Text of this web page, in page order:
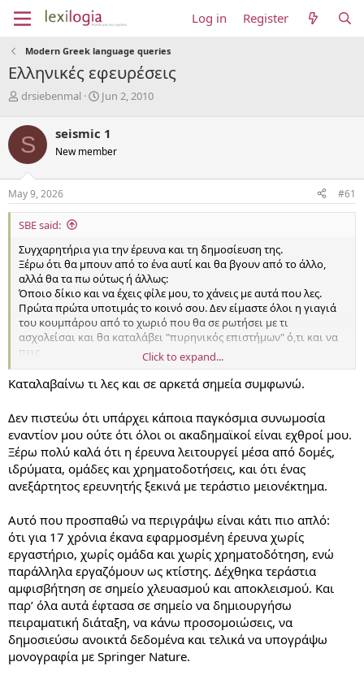
Log in Register
Modern Greek language queries
Ελληνικές εφευρέσεις
T
r
e
a
d
s
t
a
r
e
r
drsiebenmal
S
t
a
e
Jun 2, 2010
S seismic 1
New member
May 9, 2026 #61
SBE said:
Συγχαρητήρια για την έρευνα και τη δημοσίευση της.
Ξέρω ότι θα μπουν από το ένα αυτί και θα βγουν από το άλλο,
αλλά θα τα πω ούτως ή άλλως:
Όποιο δίκιο και να έχεις φίλε μου, το χάνεις με αυτά που λες.
Πρώτα πρώτα υποτιμάς το κοινό σου. Δεν είμαστε όλοι η γιαγιά
του κουμπάρου από το χωριό που θα σε ρωτήσει με τι
ασχολείσαι και θα καταλάβει "πυρηνικός επιστήμων" ό,τι και να
πεις.
Έπειτα τα "με τους περισσότερους εναντίον μου και την πλήρη
αδιαφορία του κράτους" είναι κλασσικό ελληνικό μπλα μπλά
χωρίς καμία βάση.
Ναι, στα πανεπιστήμια τρώγονται μεταξύ τους και υπάρχουν
πισώπλατα μαχαιρώματα και φρικτές μικροπρέπειες προς κάθε
κατεύθυνση. Μην το παίρνεις προσωπικά, δεν σε πολεμάνε γιατί
είσαι μεγαλοφυΐα, τα ίδια κάνουν και μεταξύ τους.
Όσο για το κράτος, τι ακριβώς θέλεις κι εσύ κι όλοι οι Έλληνες
που το πρώτο που ζητάνε είναι να ενδιαφερθεί το κράτος; Το
κράτος δίνει ελάχιστα χρήματα για έρευνα και φυσικά θα τα
δώσει στα πανεπιστήμια και τα ερευνητικά κέντρα. Όχι σε
ιδιώτες.
Και γενικά αν θέλεις χρηματοδότηση για έρευνα, χρειάζεται να
είσαι σε κάποιο ερευνητικό κέντρο. Ετσι ξεκάρφωτα δεν είναι
εύκολο όχι γιατί σε εχθρεύεται κανένας αλλά γιατί έχεις να
ανταγωνιστείς καταξιωμένους επιστήμονες που ξέρουν να
δουλεύουν το σύστημα, που έχουν πάρει μέρος με αύξουσα
ευθύνη σε άλλα προγράμματα και τα έχουν φέρει σε πέρας χωρίς
προβλήματα, γιατί προέρχονται από πανεπιστήμιο/ ερευνητικό
κέντρο με μεγάλη φήμη που διαχειρίζεται τεράστια ερευνητικά
ποσά κλπ κλπ κλπ. Υπάρχουν χιλιάδες ικανότατοι επιστήμονες
Click to expand...
Καταλαβαίνω τι λες και σε αρκετά σημεία συμφωνώ.
Δεν πιστεύω ότι υπάρχει κάποια παγκόσμια συνωμοσία
εναντίον μου ούτε ότι όλοι οι ακαδημαϊκοί είναι εχθροί μου.
Ξέρω πολύ καλά ότι η έρευνα λειτουργεί μέσα από δομές,
ιδρύματα, ομάδες και χρηματοδοτήσεις, και ότι ένας
ανεξάρτητος ερευνητής ξεκινά με τεράστιο μειονέκτημα.
Αυτό που προσπαθώ να περιγράψω είναι κάτι πιο απλό:
ότι για 17 χρόνια έκανα εφαρμοσμένη έρευνα χωρίς
εργαστήριο, χωρίς ομάδα και χωρίς χρηματοδότηση, ενώ
παράλληλα εργαζόμουν ως κτίστης. Δέχθηκα τεράστια
αμφισβήτηση σε σημείο χλευασμού και αποκλεισμού. Και
παρ’ όλα αυτά έφτασα σε σημείο να δημιουργήσω
πειραματική διάταξη, να κάνω προσομοιώσεις, να
δημοσιεύσω ανοικτά δεδομένα και τελικά να υπογράψω
μονογραφία με Springer Nature.